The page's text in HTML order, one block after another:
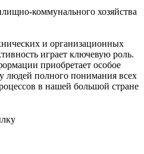
коммунального хозяйства
и организационных
играет ключевую роль.
приобретает особое
людей полного понимания всех
в нашей большой стране